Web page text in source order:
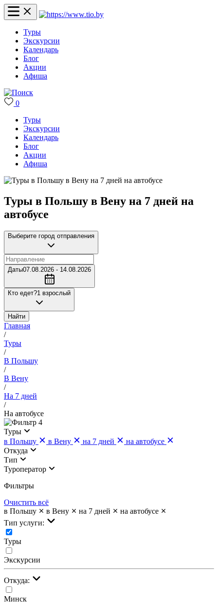
Туры
Экскурсии
Календарь
Блог
Акции
Афиша
0
Туры
Экскурсии
Календарь
Блог
Акции
Афиша
Туры в Польшу в Вену на 7 дней на
автобусе
Выберите город отправления
Даты07.08.2026 - 14.08.2026
Кто едет?1 взрослый
Найти
Главная
/
Туры
/
В Польшу
/
В Вену
/
На 7 дней
/
На автобусе
4
Туры
в Польшу
в Вену на 7 дней
на автобусе
Откуда
Тип
Туроператор
Фильтры
Очистить всё
в Польшу
в Вену на 7 дней
на автобусе
Тип услуги:
Туры
Экскурсии
Откуда:
Минск